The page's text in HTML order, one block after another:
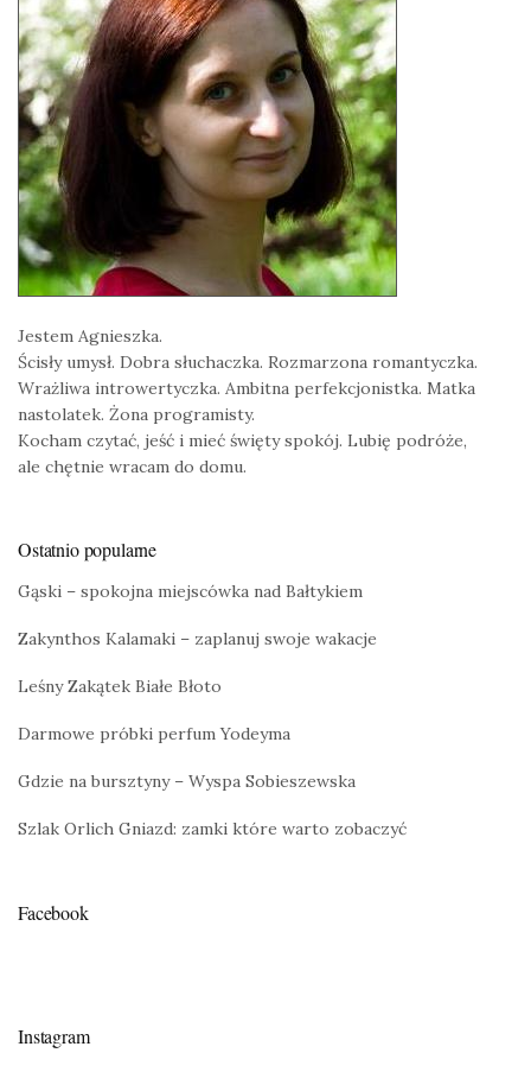
Jestem Agnieszka.
Ścisły umysł. Dobra słuchaczka. Rozmarzona romantyczka.
Wrażliwa introwertyczka. Ambitna perfekcjonistka. Matka
nastolatek. Żona programisty.
Kocham czytać, jeść i mieć święty spokój. Lubię podróże,
ale chętnie wracam do domu.
Ostatnio popularne
Gąski – spokojna miejscówka nad Bałtykiem
Zakynthos Kalamaki – zaplanuj swoje wakacje
Leśny Zakątek Białe Błoto
Darmowe próbki perfum Yodeyma
Gdzie na bursztyny – Wyspa Sobieszewska
Szlak Orlich Gniazd: zamki które warto zobaczyć
Facebook
Instagram